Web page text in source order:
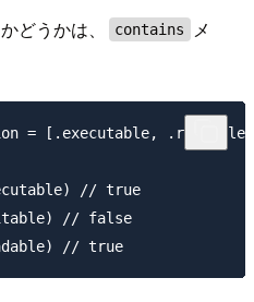
どうかは、 contains
メ
= [.executable,
// true
// false